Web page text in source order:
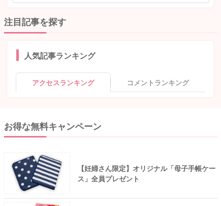
注目記事を探す
人気記事ランキング
アクセスランキング コメントランキング
お得な無料キャンペーン
【妊婦さん限定】オリジナル「母子手帳ケー
ス」全員プレゼント